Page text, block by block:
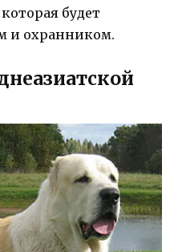
будет
и охранником.